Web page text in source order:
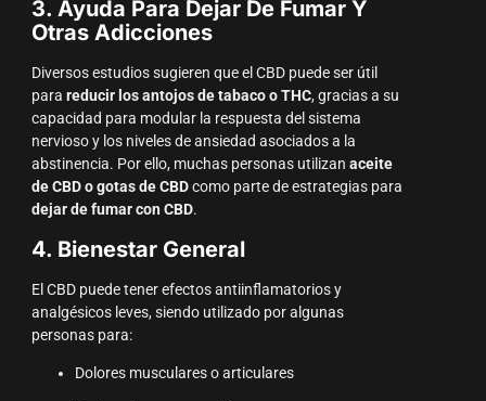
3. Ayuda Para Dejar De Fumar Y
Otras Adicciones
Diversos estudios sugieren que el CBD puede ser útil
para reducir los antojos de tabaco o THC, gracias a su
capacidad para modular la respuesta del sistema
nervioso y los niveles de ansiedad asociados a la
abstinencia. Por ello, muchas personas utilizan aceite
de CBD o gotas de CBDcomo parte de estrategias para
dejar de fumar con CBD.
4. Bienestar General
El CBD puede tener efectos antiinflamatorios y
analgésicos leves, siendo utilizado por algunas
personas para:
Dolores musculares o articulares